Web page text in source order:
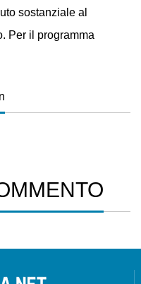
sostanziale al
Per il programma